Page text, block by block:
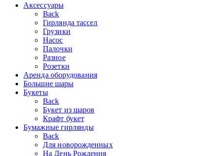
Аксессуары
Back
Гирлянда тассел
Грузики
Насос
Палочки
Разное
Розетки
Аренда оборудования
Большие шары
Букеты
Back
Букет из шаров
Крафт букет
Бумажные гирлянды
Back
Для новорожденных
На День Рождения